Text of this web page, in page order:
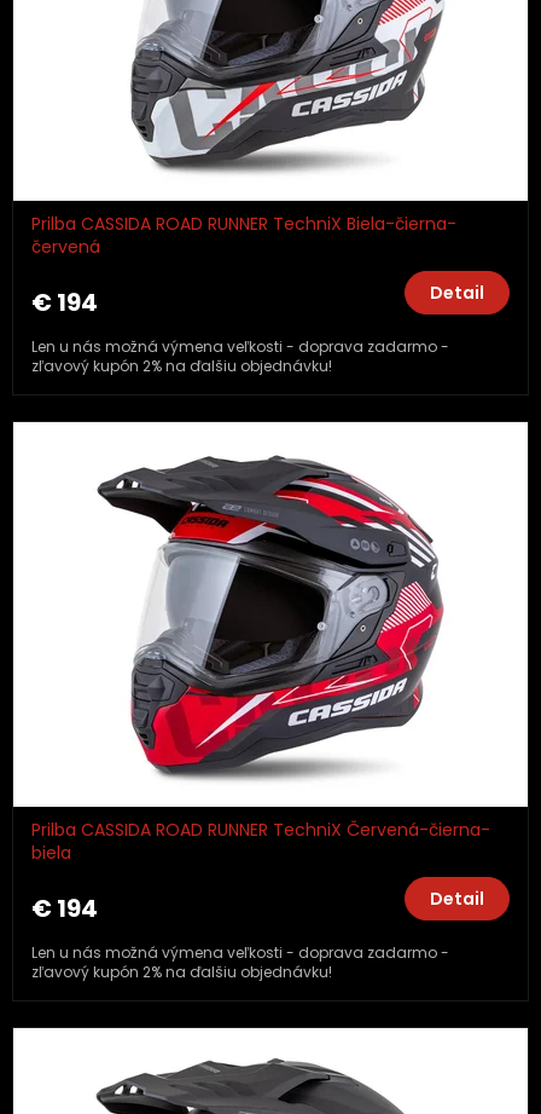
Prilba CASSIDA ROAD RUNNER TechniX Biela-čierna-
červená
€ 194 Detail
Len u nás možná výmena veľkosti - doprava zadarmo -
zľavový kupón 2% na ďalšiu objednávku!
Prilba CASSIDA ROAD RUNNER TechniX Červená-čierna-
biela
€ 194 Detail
Len u nás možná výmena veľkosti - doprava zadarmo -
zľavový kupón 2% na ďalšiu objednávku!